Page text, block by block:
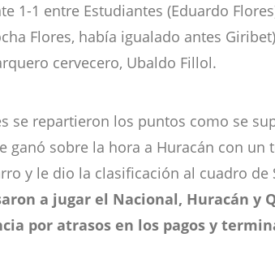
1-1 entre Estudiantes (Eduardo
Flores, había igualado antes
cervecero, Ubaldo Fillol.
se repartieron los puntos como se
ganó sobre la hora a Huracán con un
y le dio la clasificación al cuadro de
a jugar el Nacional, Huracán y
por atrasos en los pagos y